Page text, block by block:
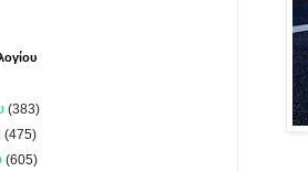
(383)
(475)
(605)